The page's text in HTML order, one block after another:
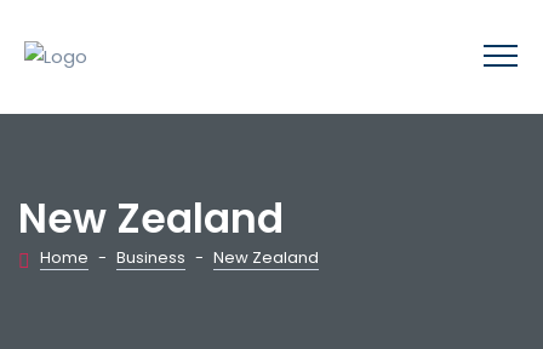
New Zealand
Home - Business - New Zealand